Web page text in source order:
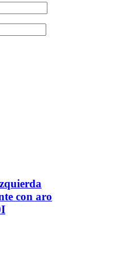
con aro